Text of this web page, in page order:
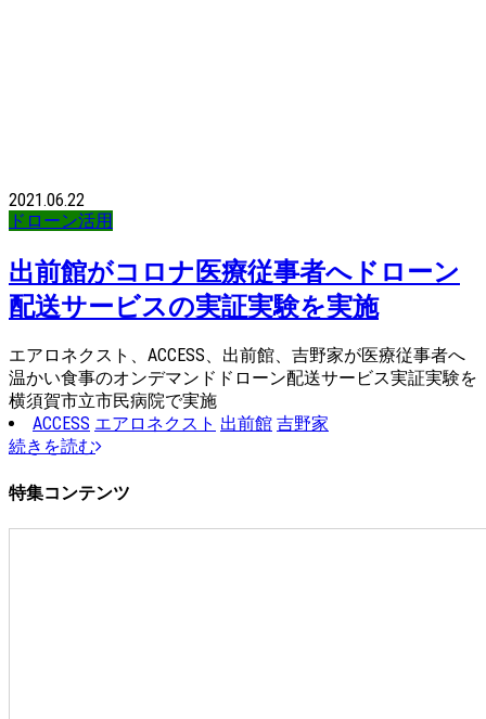
2021.06.22
ドローン活用
出前館がコロナ医療従事者へドローン
配送サービスの実証実験を実施
エアロネクスト、ACCESS、出前館、吉野家が医療従事者へ
温かい食事のオンデマンドドローン配送サービス実証実験を
横須賀市立市民病院で実施
ACCESS エアロネクスト 出前館 吉野家
続きを読む
特集コンテンツ